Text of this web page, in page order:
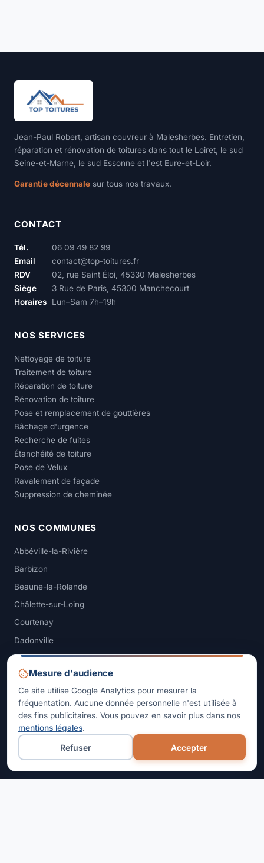
Jean-Paul Robert, artisan couvreur à Malesherbes. Entretien,
réparation et rénovation de toitures dans tout le Loiret, le sud
Seine-et-Marne, le sud Essonne et l'est Eure-et-Loir.
Garantie décennale sur tous nos travaux.
CONTACT
Tél.
06 09 49 82 99
Email
contact@top-toitures.fr
RDV
02, rue Saint Éloi, 45330 Malesherbes
Siège
3 Rue de Paris, 45300 Manchecourt
Horaires
Lun–Sam 7h–19h
NOS SERVICES
Nettoyage de toiture
Traitement de toiture
Réparation de toiture
Rénovation de toiture
Pose et remplacement de gouttières
Bâchage d'urgence
Recherche de fuites
Étanchéité de toiture
Pose de Velux
Ravalement de façade
Suppression de cheminée
NOS COMMUNES
Abbéville-la-Rivière
Barbizon
Beaune-la-Rolande
Châlette-sur-Loing
Courtenay
Dadonville
Fontainebleau
Malesherbes
Manchecourt
Milly-la-Forêt
Montargis
Montereau-Fault-Yonne
Mesure d'audience
Ce site utilise Google Analytics pour mesurer la
fréquentation. Aucune donnée personnelle n'est utilisée à
des fins publicitaires. Vous pouvez en savoir plus dans nos
mentions légales.
Refuser Accepter